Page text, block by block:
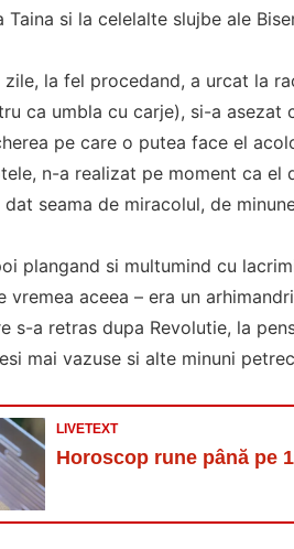
Taina si la celelalte slujbe ale
zile, la fel procedand, a urcat la
ca umbla cu carje), si-a
pe care o putea face el
n-a realizat pe moment ca el
seama de miracolul, de
plangand si multumind cu
vremea aceea – era un
s-a retras dupa Revolutie, la
mai vazuse si alte minuni
LIVETEXT
Horoscop rune până pe